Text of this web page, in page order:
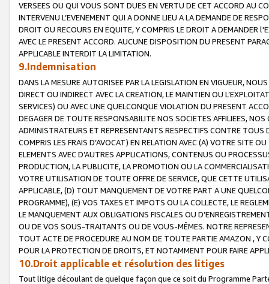
VERSEES OU QUI VOUS SONT DUES EN VERTU DE CET ACCORD AU
INTERVENU L’EVENEMENT QUI A DONNE LIEU A LA DEMANDE DE
DROIT OU RECOURS EN EQUITE, Y COMPRIS LE DROIT A DEMANDER
AVEC LE PRESENT ACCORD. AUCUNE DISPOSITION DU PRESENT
APPLICABLE INTERDIT LA LIMITATION.
9.Indemnisation
DANS LA MESURE AUTORISEE PAR LA LEGISLATION EN VIGUEUR,
DIRECT OU INDIRECT AVEC LA CREATION, LE MAINTIEN OU
SERVICES) OU AVEC UNE QUELCONQUE VIOLATION DU PRESENT
DEGAGER DE TOUTE RESPONSABILITE NOS SOCIETES AFFILIEES,
ADMINISTRATEURS ET REPRESENTANTS RESPECTIFS CONTRE
COMPRIS LES FRAIS D’AVOCAT) EN RELATION AVEC (A) VOTRE SITE
ELEMENTS AVEC D’AUTRES APPLICATIONS, CONTENUS OU
PRODUCTION, LA PUBLICITE, LA PROMOTION OU LA
VOTRE UTILISATION DE TOUTE OFFRE DE SERVICE, QUE CETTE
APPLICABLE, (D) TOUT MANQUEMENT DE VOTRE PART A UNE
PROGRAMME), (E) VOS TAXES ET IMPOTS OU LA COLLECTE, LE
LE MANQUEMENT AUX OBLIGATIONS FISCALES OU
OU DE VOS SOUS-TRAITANTS OU DE VOUS-MÊMES. NOTRE
TOUT ACTE DE PROCEDURE AU NOM DE TOUTE PARTIE AMAZON , Y
POUR LA PROTECTION DE DROITS, ET NOTAMMENT POUR FAIRE
10.Droit applicable et résolution des litiges
Tout litige découlant de quelque façon que ce soit du Programme